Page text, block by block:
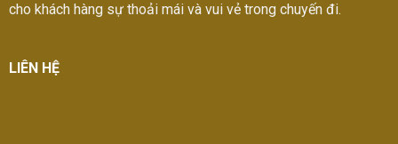
cho khách hàng sự thoải mái và vui vẻ trong chuyến đi.
LIÊN HỆ